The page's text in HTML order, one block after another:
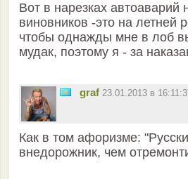
Вот в нарезках
виновников -это на летней
чтобы однажды мне в лоб
мудак, поэтому я - за
graf 23.01.2013 в
Как в том афоризме:
внедорожник, чем